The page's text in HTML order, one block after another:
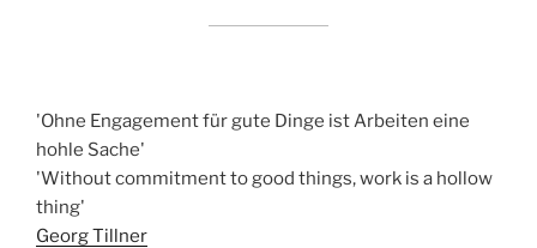
'Ohne Engagement für gute Dinge ist Arbeiten eine
hohle Sache'
'Without commitment to good things, work is a hollow
thing'
Georg Tillner